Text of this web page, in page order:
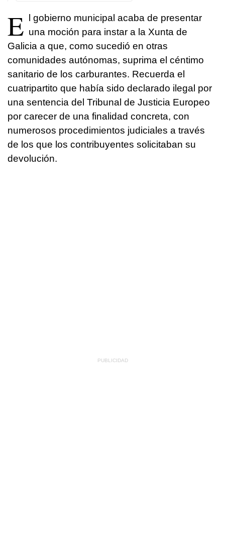
E l gobierno municipal acaba de presentar
una moción para instar a la Xunta de
Galicia a que, como sucedió en otras
comunidades autónomas, suprima el céntimo
sanitario de los carburantes. Recuerda el
cuatripartito que había sido declarado ilegal por
una sentencia del Tribunal de Justicia Europeo
por carecer de una finalidad concreta, con
numerosos procedimientos judiciales a través
de los que los contribuyentes solicitaban su
devolución.